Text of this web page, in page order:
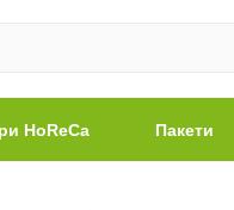
HoReCa Пакети